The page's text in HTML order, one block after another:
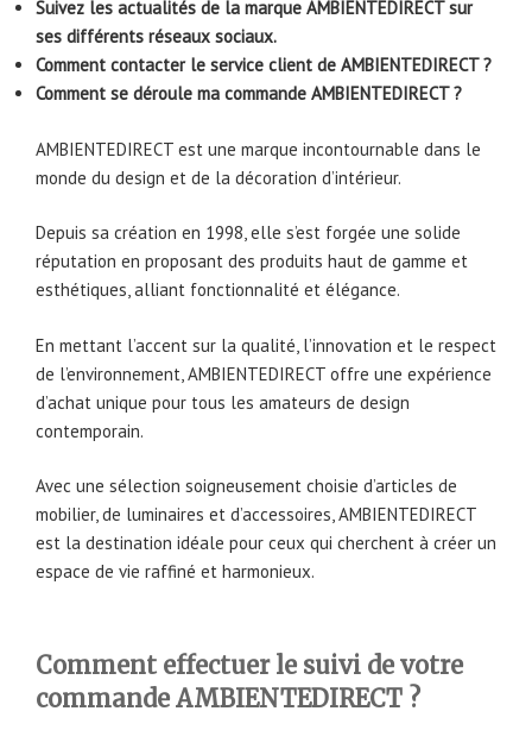
Suivez les actualités de la marque AMBIENTEDIRECT sur
ses différents réseaux sociaux.
Comment contacter le service client de AMBIENTEDIRECT ?
Comment se déroule ma commande AMBIENTEDIRECT ?
AMBIENTEDIRECT est une marque incontournable dans le
monde du design et de la décoration d’intérieur.
Depuis sa création en 1998, elle s’est forgée une solide
réputation en proposant des produits haut de gamme et
esthétiques, alliant fonctionnalité et élégance.
En mettant l’accent sur la qualité, l’innovation et le respect
de l’environnement, AMBIENTEDIRECT offre une expérience
d’achat unique pour tous les amateurs de design
contemporain.
Avec une sélection soigneusement choisie d’articles de
mobilier, de luminaires et d’accessoires, AMBIENTEDIRECT
est la destination idéale pour ceux qui cherchent à créer un
espace de vie raffiné et harmonieux.
Comment effectuer le suivi de votre
commande AMBIENTEDIRECT ?